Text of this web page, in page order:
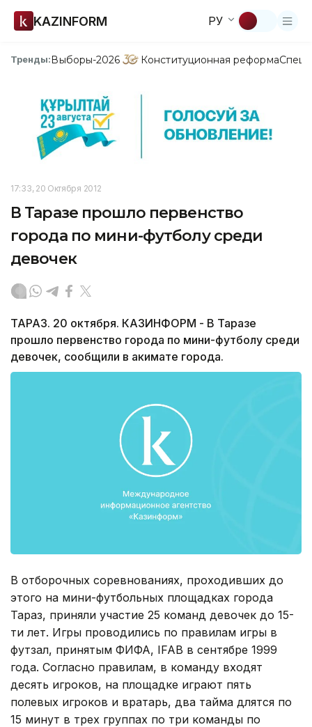
KAZINFORM РУ
Тренды:Выборы-2026 Конституционная реформа
17:33, 20 Октября 2012
В Таразе прошло первенство
города по мини-футболу среди
девочек
ТАРАЗ. 20 октября. КАЗИНФОРМ - В Таразе
прошло первенство города по мини-футболу среди
девочек, сообщили в акимате города.
В отборочных соревнованиях, проходивших до
этого на мини-футбольных площадках города
Тараз, приняли участие 25 команд девочек до 15-
ти лет. Игры проводились по правилам игры в
футзал, принятым ФИФА, IFAB в сентябре 1999
года. Согласно правилам, в команду входят
десять игроков, на площадке играют пять
полевых игроков и вратарь, два тайма длятся по
15 минут в трех группах по три команды по